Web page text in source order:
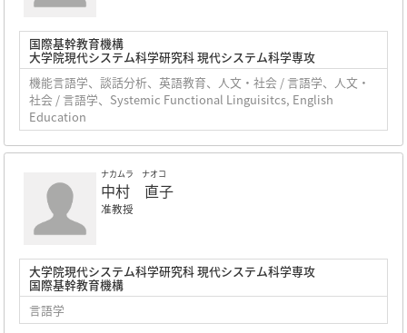
国際基幹教育機構
大学院現代システム科学研究科 現代システム科学専攻
機能言語学、談話分析、英語教育、人文・社会 / 言語学、人文・
社会 / 言語学、Systemic Functional Linguisitcs, English
Education
ナカムラ ナオコ
中村 直子
准教授
大学院現代システム科学研究科 現代システム科学専攻
国際基幹教育機構
言語学